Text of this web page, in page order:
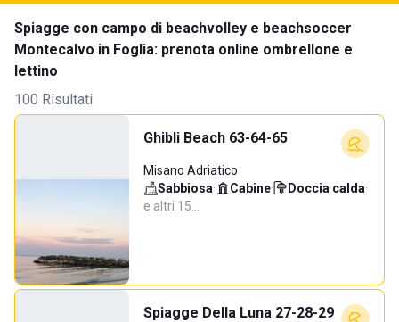
Spiagge con campo di beachvolley e beachsoccer
Montecalvo in Foglia: prenota online ombrellone e
lettino
100 Risultati
Ghibli Beach 63-64-65
Misano Adriatico
Sabbiosa· Cabine· Doccia calda·
e altri 15…
Spiagge Della Luna 27-28-29